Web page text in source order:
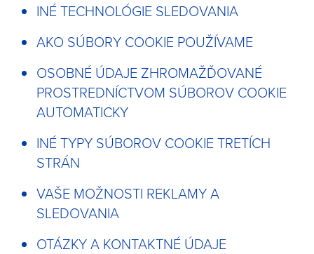
INÉ TECHNOLÓGIE SLEDOVANIA
AKO SÚBORY COOKIE POUŽÍVAME
OSOBNÉ ÚDAJE ZHROMAŽĎOVANÉ
PROSTREDNÍCTVOM SÚBOROV COOKIE
AUTOMATICKY
INÉ TYPY SÚBOROV COOKIE TRETÍCH
STRÁN
VAŠE MOŽNOSTI REKLAMY A
SLEDOVANIA
OTÁZKY A KONTAKTNÉ ÚDAJE